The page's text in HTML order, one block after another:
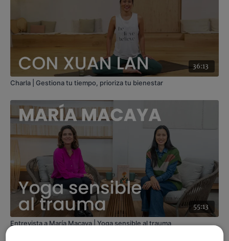
36:13
Charla | Gestiona tu tiempo, prioriza tu bienestar
55:13
Entrevista a María Macaya | Yoga sensible al trauma